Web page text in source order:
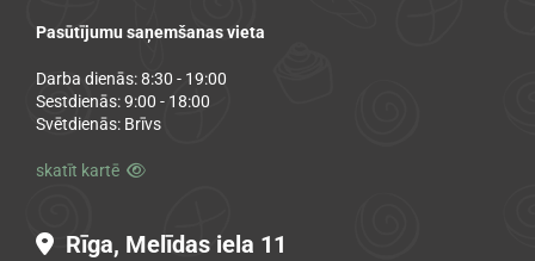
Pasūtījumu saņemšanas vieta
Darba dienās: 8:30 - 19:00
Sestdienās: 9:00 - 18:00
Svētdienās: Brīvs
skatīt kartē 
 Rīga, Melīdas iela 11